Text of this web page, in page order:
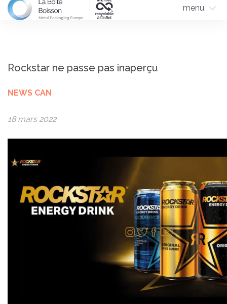
menu
Rockstar ne passe pas inaperçu
NEWS CAN
18 mars 2022